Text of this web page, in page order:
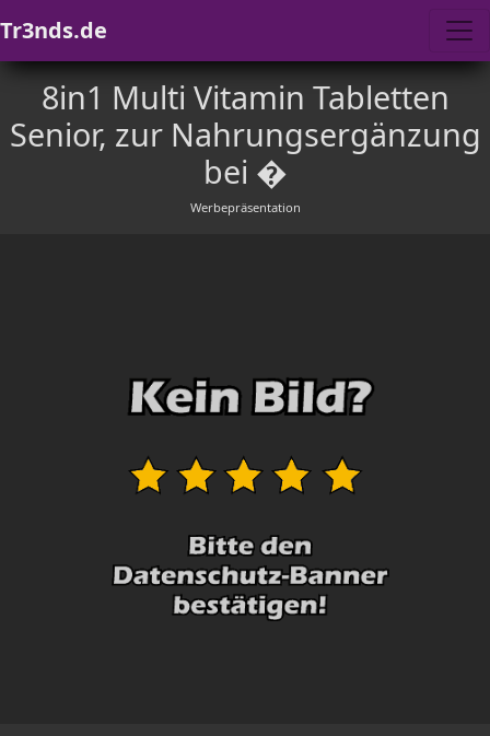
Tr3nds.de
8in1 Multi Vitamin Tabletten
Senior, zur Nahrungsergänzung
bei �
Werbepräsentation